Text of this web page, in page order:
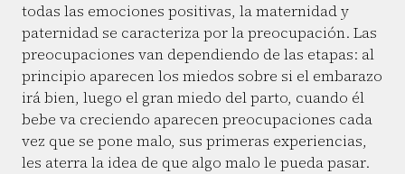
todas las emociones positivas, la maternidad y
paternidad se caracteriza por la preocupación. Las
preocupaciones van dependiendo de las etapas: al
principio aparecen los miedos sobre si el embarazo
irá bien, luego el gran miedo del parto, cuando él
bebe va creciendo aparecen preocupaciones cada
vez que se pone malo, sus primeras experiencias,
les aterra la idea de que algo malo le pueda pasar.